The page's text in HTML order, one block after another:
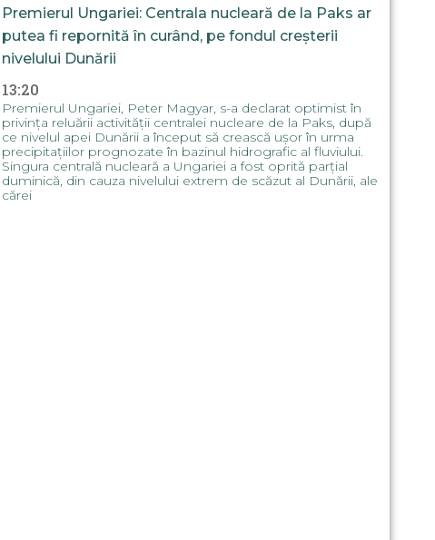
Premierul Ungariei: Centrala nucleară de la Paks ar
putea fi repornită în curând, pe fondul creșterii
nivelului Dunării
13:20
Premierul Ungariei, Peter Magyar, s-a declarat optimist în
privința reluării activității centralei nucleare de la Paks, după
ce nivelul apei Dunării a început să crească ușor în urma
precipitațiilor prognozate în bazinul hidrografic al fluviului.
Singura centrală nucleară a Ungariei a fost oprită parțial
duminică, din cauza nivelului extrem de scăzut al Dunării, ale
cărei